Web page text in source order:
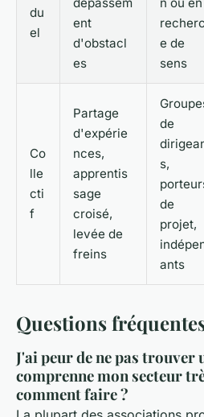
du
el
ent
d'obstacl
es
e de
sens
Co
lle
cti
f
Partage
d'expérie
nces,
apprentis
sage
croisé,
levée de
freins
de
s,
de
projet,
ants
Questions
J'ai peur de ne pas trouver
comprenne mon secteur
comment faire ?